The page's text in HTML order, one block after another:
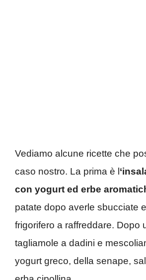
Vediamo alcune ricette che
caso nostro. La prima è l
con yogurt ed erbe
patate dopo averle sbucciate
frigorifero a raffreddare. Dopo
tagliamole a dadini e
yogurt greco, della senape,